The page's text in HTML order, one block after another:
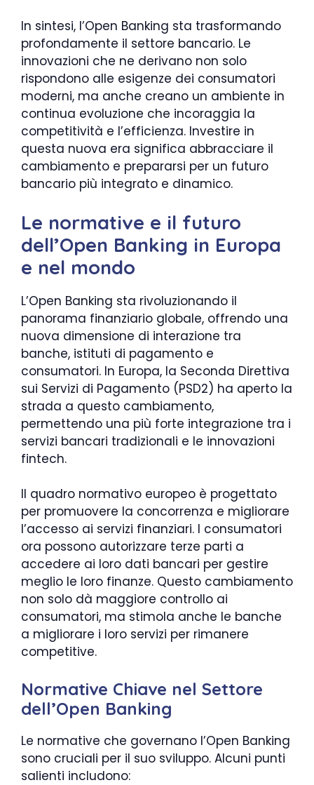
In sintesi, l’Open Banking sta trasformando
profondamente il settore bancario. Le
innovazioni che ne derivano non solo
rispondono alle esigenze dei consumatori
moderni, ma anche creano un ambiente in
continua evoluzione che incoraggia la
competitività e l’efficienza. Investire in
questa nuova era significa abbracciare il
cambiamento e prepararsi per un futuro
bancario più integrato e dinamico.
Le normative e il futuro
dell’Open Banking in Europa
e nel mondo
L’Open Banking sta rivoluzionando il
panorama finanziario globale, offrendo una
nuova dimensione di interazione tra
banche, istituti di pagamento e
consumatori. In Europa, la Seconda Direttiva
sui Servizi di Pagamento (PSD2) ha aperto la
strada a questo cambiamento,
permettendo una più forte integrazione tra i
servizi bancari tradizionali e le innovazioni
fintech.
Il quadro normativo europeo è progettato
per promuovere la concorrenza e migliorare
l’accesso ai servizi finanziari. I consumatori
ora possono autorizzare terze parti a
accedere ai loro dati bancari per gestire
meglio le loro finanze. Questo cambiamento
non solo dà maggiore controllo ai
consumatori, ma stimola anche le banche
a migliorare i loro servizi per rimanere
competitive.
Normative Chiave nel Settore
dell’Open Banking
Le normative che governano l’Open Banking
sono cruciali per il suo sviluppo. Alcuni punti
salienti includono: